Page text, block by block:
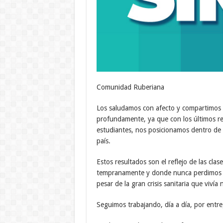
Comunidad Ruberiana
Los saludamos con afecto y
profundamente, ya que con los últimos
estudiantes, nos posicionamos dentro
país.
Estos resultados son el reflejo de las
tempranamente y donde nunca
pesar de la gran crisis sanitaria que vivía
Seguimos trabajando, día a día, por